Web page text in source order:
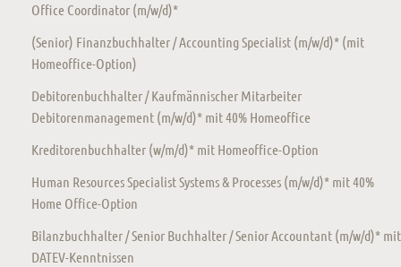
Office Coordinator (m/w/d)*
(Senior) Finanzbuchhalter / Accounting Specialist (m/w/d)* (mit
Homeoffice-Option)
Debitorenbuchhalter / Kaufmännischer Mitarbeiter
Debitorenmanagement (m/w/d)* mit 40% Homeoffice
Kreditorenbuchhalter (w/m/d)* mit Homeoffice-Option
Human Resources Specialist Systems & Processes (m/w/d)* mit 40%
Home Office-Option
Bilanzbuchhalter / Senior Buchhalter / Senior Accountant (m/w/d)* mit
DATEV-Kenntnissen